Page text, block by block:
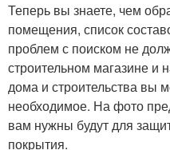
Теперь вы знаете, чем
помещения, список
проблем с поиском не
строительном магазине и
дома и строительства вы
необходимое. На фото
вам нужны будут для
покрытия.